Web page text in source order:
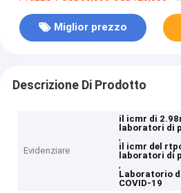
Miglior prezzo
Descrizione Di Prodotto
Evidenziare
il icmr di
laboratori di
,
il icmr del
laboratori di
,
Laboratorio
COVID-19